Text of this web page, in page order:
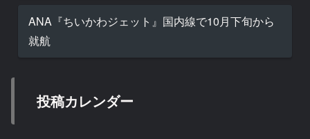
ANA『ちいかわジェット』国内線で10月下旬から
就航
投稿カレンダー